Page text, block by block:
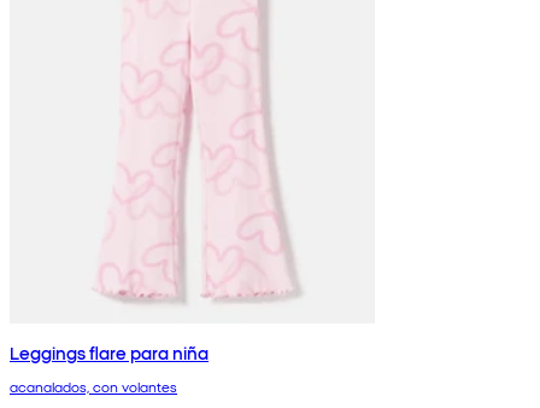
Leggings flare para niña
acanalados, con volantes